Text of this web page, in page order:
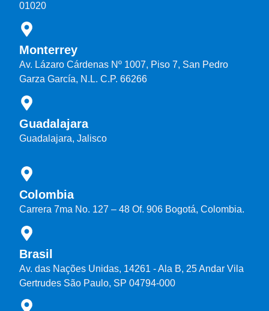
01020
Monterrey
Av. Lázaro Cárdenas Nº 1007, Piso 7, San Pedro
Garza García, N.L. C.P. 66266
Guadalajara
Guadalajara, Jalisco
Colombia
Carrera 7ma No. 127 – 48 Of. 906 Bogotá, Colombia.
Brasil
Av. das Nações Unidas, 14261 - Ala B, 25 Andar Vila
Gertrudes São Paulo, SP 04794-000